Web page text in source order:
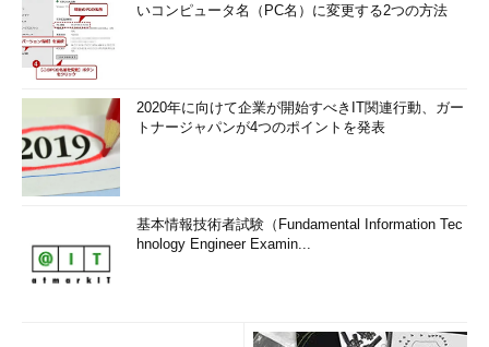
いコンピュータ名（PC名）に変更する2つの方法
2020年に向けて企業が開始すべきIT関連行動、ガー
トナージャパンが4つのポイントを発表
基本情報技術者試験（Fundamental Information Tec
hnology Engineer Examin...